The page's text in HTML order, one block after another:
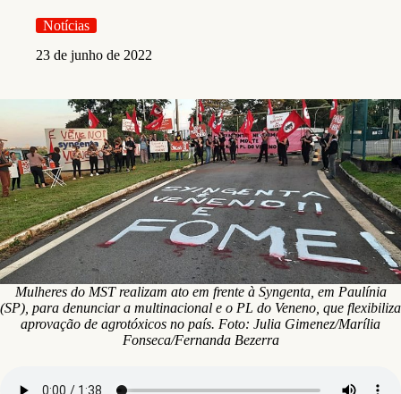
Notícias
23 de junho de 2022
Mulheres do MST realizam ato em frente à Syngenta, em Paulínia
(SP), para denunciar a multinacional e o PL do Veneno, que flexibiliza
aprovação de agrotóxicos no país. Foto: Julia Gimenez/Marília
Fonseca/Fernanda Bezerra